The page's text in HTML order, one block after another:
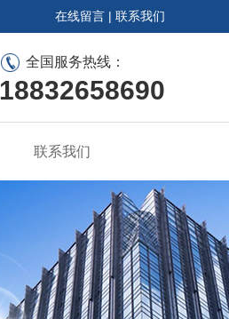
在线留言 | 联系我们
全国服务热线：
18832658690
联系我们